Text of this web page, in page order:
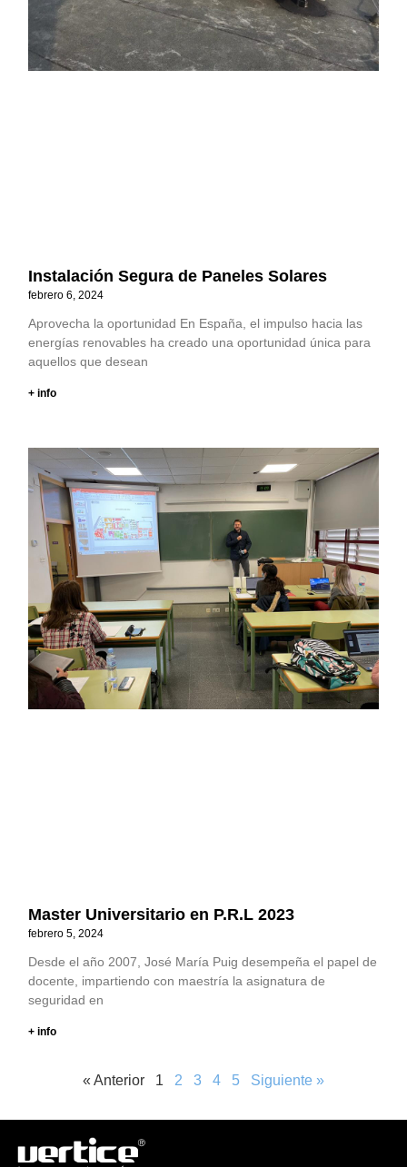
Instalación Segura de Paneles Solares
febrero 6, 2024
Aprovecha la oportunidad En España, el impulso hacia las
energías renovables ha creado una oportunidad única para
aquellos que desean
+ info
Master Universitario en P.R.L 2023
febrero 5, 2024
Desde el año 2007, José María Puig desempeña el papel de
docente, impartiendo con maestría la asignatura de
seguridad en
+ info
« Anterior 1 2 3 4 5 Siguiente »